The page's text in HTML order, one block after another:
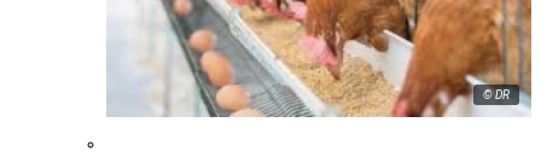
© DR